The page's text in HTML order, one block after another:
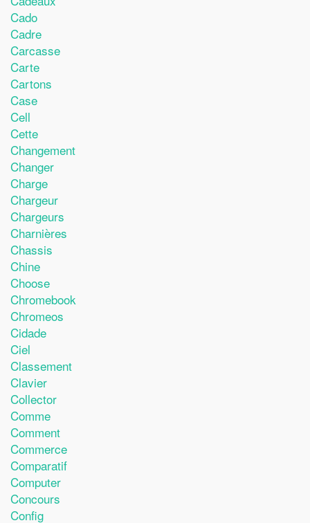
Cado
Cadre
Carcasse
Carte
Cartons
Case
Cell
Cette
Changement
Changer
Charge
Chargeur
Chargeurs
Charnières
Chassis
Chine
Choose
Chromebook
Chromeos
Cidade
Ciel
Classement
Clavier
Collector
Comme
Comment
Commerce
Comparatif
Computer
Concours
Config